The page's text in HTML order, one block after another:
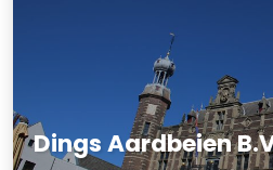
Dings Aardbeien